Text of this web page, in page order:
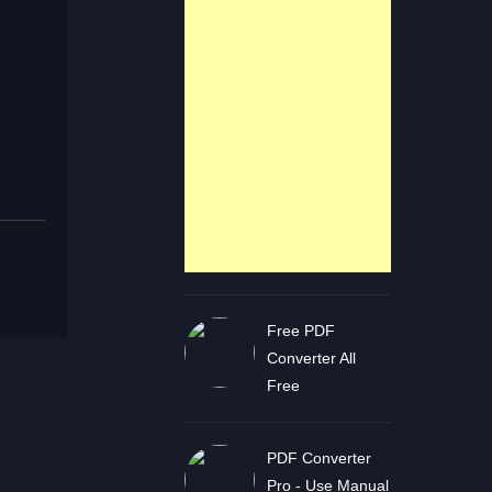
Free PDF
Converter All
Free
PDF Converter
Pro - Use Manual